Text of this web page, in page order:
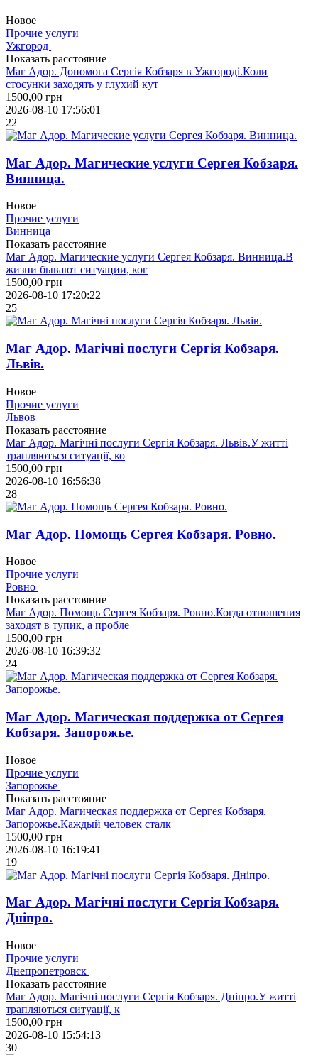
Новое
Прочие услуги
Ужгород
Показать расстояние
Маг Адор. Допомога Сергія Кобзаря в Ужгороді.Коли
стосунки заходять у глухий кут
1500,00 грн
2026-08-10 17:56:01
22
Маг Адор. Магические услуги Сергея Кобзаря.
Винница.
Новое
Прочие услуги
Винница
Показать расстояние
Маг Адор. Магические услуги Сергея Кобзаря. Винница.В
жизни бывают ситуации, ког
1500,00 грн
2026-08-10 17:20:22
25
Маг Адор. Магічні послуги Сергія Кобзаря.
Львів.
Новое
Прочие услуги
Львов
Показать расстояние
Маг Адор. Магічні послуги Сергія Кобзаря. Львів.У житті
трапляються ситуації, ко
1500,00 грн
2026-08-10 16:56:38
28
Маг Адор. Помощь Сергея Кобзаря. Ровно.
Новое
Прочие услуги
Ровно
Показать расстояние
Маг Адор. Помощь Сергея Кобзаря. Ровно.Когда отношения
заходят в тупик, а пробле
1500,00 грн
2026-08-10 16:39:32
24
Маг Адор. Магическая поддержка от Сергея
Кобзаря. Запорожье.
Новое
Прочие услуги
Запорожье
Показать расстояние
Маг Адор. Магическая поддержка от Сергея Кобзаря.
Запорожье.Каждый человек сталк
1500,00 грн
2026-08-10 16:19:41
19
Маг Адор. Магічні послуги Сергія Кобзаря.
Дніпро.
Новое
Прочие услуги
Днепропетровск
Показать расстояние
Маг Адор. Магічні послуги Сергія Кобзаря. Дніпро.У житті
трапляються ситуації, к
1500,00 грн
2026-08-10 15:54:13
30